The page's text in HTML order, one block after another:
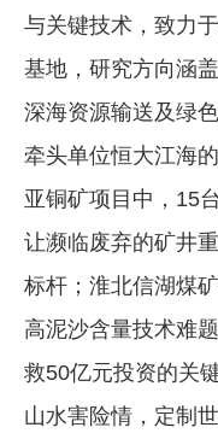
与关键技术，致力
基地，研究方向涵
深海资源输送及绿
牵头单位恒大江海
亚铜矿项目中，15
让濒临废弃的矿井
标杆；淮北信湖煤
高泥沙含量技术难
救50亿元投资的关
山水害险情，定制